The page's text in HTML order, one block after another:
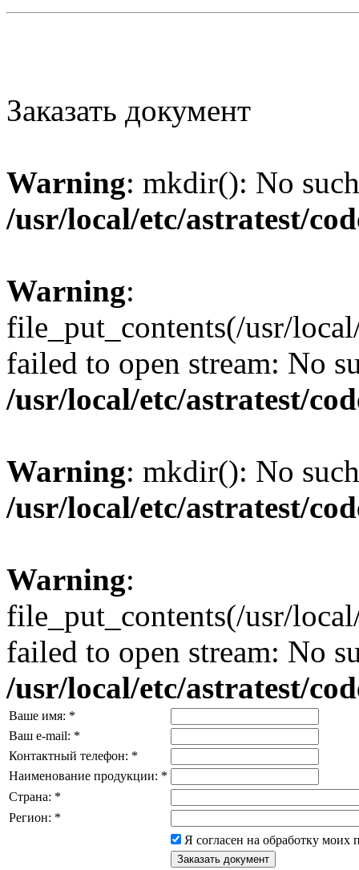
Заказать документ
Warning: mkdir(): No
/usr/local/etc/astratest/
Warning:
file_put_contents(/usr/
failed to open stream: No
/usr/local/etc/astratest/
Warning: mkdir(): No
/usr/local/etc/astratest/
Warning:
file_put_contents(/usr/
failed to open stream: No
/usr/local/etc/astratest/
Ваше имя: *
Ваш e-mail: *
Контактный телефон: *
Наименование продукции: *
Страна: *
Регион: *
Я согласен на обработку моих